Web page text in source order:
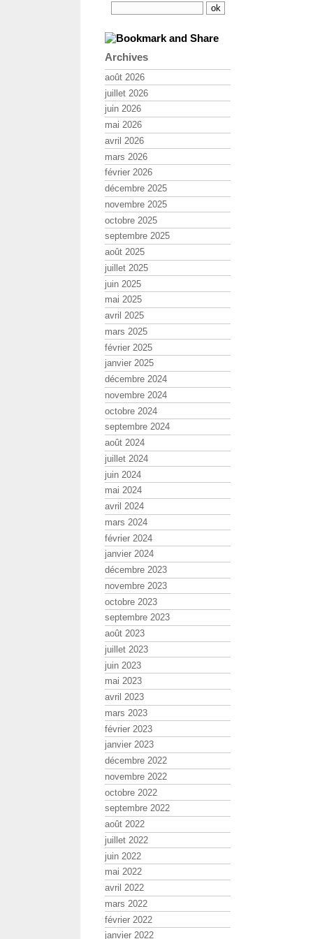
Archives
août 2026
juillet 2026
juin 2026
mai 2026
avril 2026
mars 2026
février 2026
décembre 2025
novembre 2025
octobre 2025
septembre 2025
août 2025
juillet 2025
juin 2025
mai 2025
avril 2025
mars 2025
février 2025
janvier 2025
décembre 2024
novembre 2024
octobre 2024
septembre 2024
août 2024
juillet 2024
juin 2024
mai 2024
avril 2024
mars 2024
février 2024
janvier 2024
décembre 2023
novembre 2023
octobre 2023
septembre 2023
août 2023
juillet 2023
juin 2023
mai 2023
avril 2023
mars 2023
février 2023
janvier 2023
décembre 2022
novembre 2022
octobre 2022
septembre 2022
août 2022
juillet 2022
juin 2022
mai 2022
avril 2022
mars 2022
février 2022
janvier 2022